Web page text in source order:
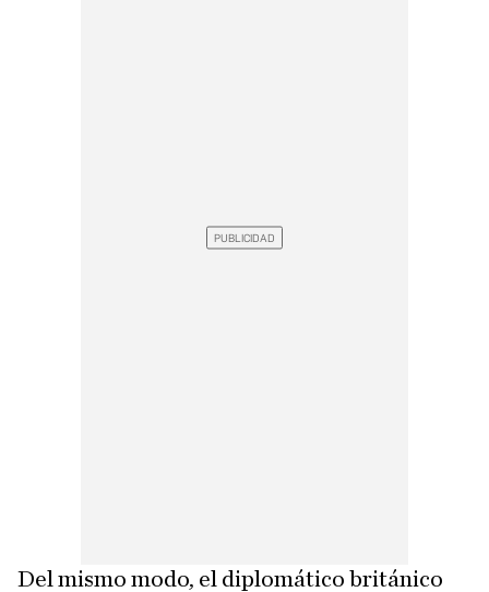
Del mismo modo, el diplomático británico